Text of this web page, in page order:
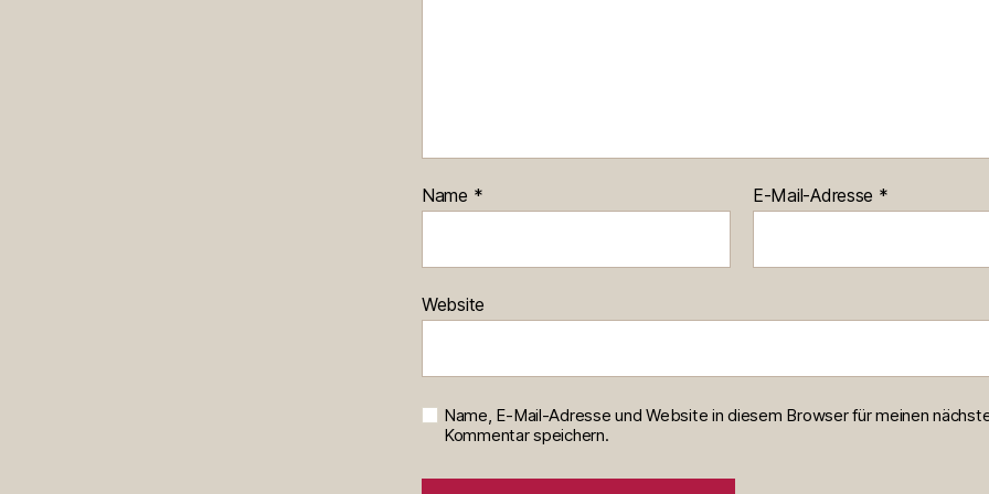
Name * E-Mail-Adresse *
Website
Name, E-Mail-Adresse und Website in diesem Browser für meinen
Kommentar speichern.